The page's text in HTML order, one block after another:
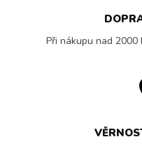
Při nákupu nad 2000